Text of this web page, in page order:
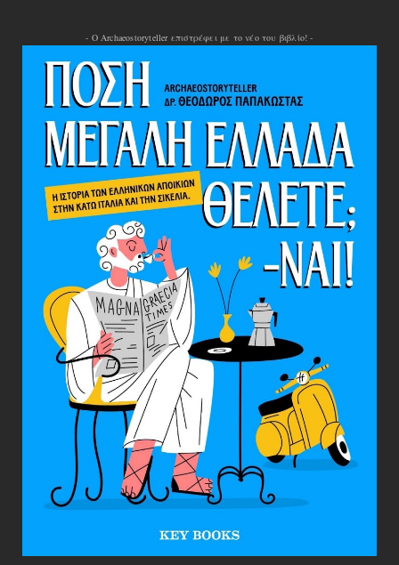
- Ο Archaeostoryteller επιστρέφει με το νέο του βιβλίο! -